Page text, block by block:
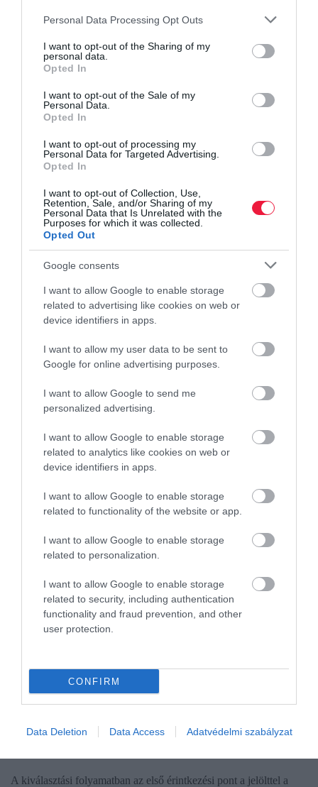
Please note that this website/app uses one or more Google
not limited to your visit or usage behaviour. You may click to
grant or deny consent to Google and its third-party tags to
use your data for below specified purposes in below Google
consent section.
Personal Data Processing Opt Outs
I want to opt-out of the Sharing of my
personal data.
Opted In
I want to opt-out of the Sale of my
Personal Data.
Opted In
I want to opt-out of processing my
Personal Data for Targeted Advertising.
Opted In
I want to opt-out of Collection, Use,
Retention, Sale, and/or Sharing of my
Personal Data that Is Unrelated with the
Purposes for which it was collected.
Opted Out
Google consents
I want to allow Google to enable storage
related to advertising like cookies on web or
device identifiers in apps.
I want to allow my user data to be sent to
Google for online advertising purposes.
I want to allow Google to send me
personalized advertising.
I want to allow Google to enable storage
related to analytics like cookies on web or
device identifiers in apps.
I want to allow Google to enable storage
related to functionality of the website or app.
I want to allow Google to enable storage
related to personalization.
I want to allow Google to enable storage
related to security, including authentication
functionality and fraud prevention, and other
user protection.
CONFIRM
Data Deletion Data Access Adatvédelmi szabályzat
OKMÁNYCSERE
130 ezer ember személyije válik érvénytelenné
Augusztus 3-án lejárnak a régi, papíralapú személyi igazolványok.
Érdemes mielőbb gondoskodni a cseréről, mert a régi személyi ezt
követően már nem lesz érvényes, nem lehet vele hivatalos
ügyeket…
A kiválasztási folyamatban az első érintkezési pont a jelölttel a